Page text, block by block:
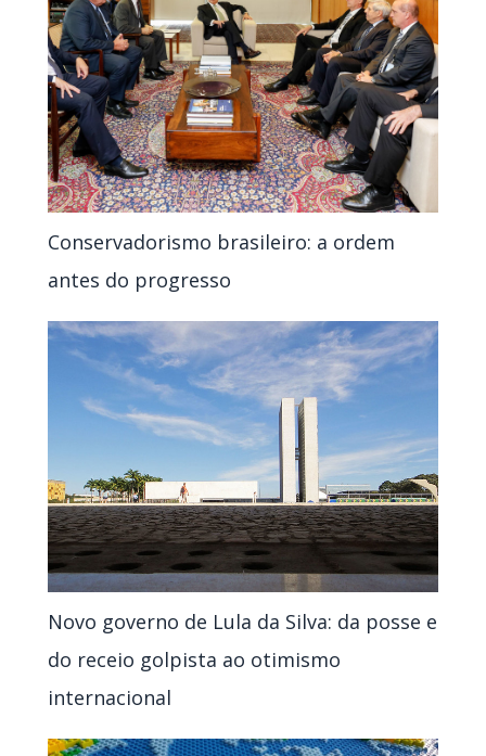
Conservadorismo brasileiro: a ordem
antes do progresso
Novo governo de Lula da Silva: da posse e
do receio golpista ao otimismo
internacional